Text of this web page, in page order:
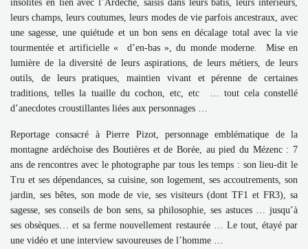
insolites en lien avec l’Ardèche, saisis dans leurs bâtis, leurs intérieurs,
leurs champs, leurs coutumes, leurs modes de vie parfois ancestraux, avec
une sagesse, une quiétude et un bon sens en décalage total avec la vie
tourmentée et artificielle « d’en-bas », du monde moderne. Mise en
lumière de la diversité de leurs aspirations, de leurs métiers, de leurs
outils, de leurs pratiques, maintien vivant et pérenne de certaines
traditions, telles la tuaille du cochon, etc, etc … tout cela constellé
d’anecdotes croustillantes liées aux personnages …
Reportage consacré à Pierre Pizot, personnage emblématique de la
montagne ardéchoise des Boutières et de Borée, au pied du Mézenc : 7
ans de rencontres avec le photographe par tous les temps : son lieu-dit le
Tru et ses dépendances, sa cuisine, son logement, ses accoutrements, son
jardin, ses bêtes, son mode de vie, ses visiteurs (dont TF1 et FR3), sa
sagesse, ses conseils de bon sens, sa philosophie, ses astuces … jusqu’à
ses obsèques… et sa ferme nouvellement restaurée … Le tout, étayé par
une vidéo et une interview savoureuses de l’homme …